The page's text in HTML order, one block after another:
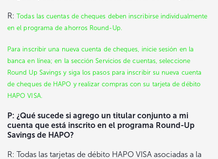
R: Todas las cuentas de cheques deben inscribirse individualmente
en el programa de ahorros Round-Up.
Para inscribir una nueva cuenta de cheques, inicie sesión en la
banca en línea; en la sección Servicios de cuentas, seleccione
Round Up Savings y siga los pasos para inscribir su nueva cuenta
de cheques de HAPO y realizar compras con su tarjeta de débito
HAPO VISA.
P: ¿Qué sucede si agrego un titular conjunto a mi
cuenta que está inscrito en el programa Round-Up
Savings de HAPO?
R: Todas las tarjetas de débito HAPO VISA asociadas a la